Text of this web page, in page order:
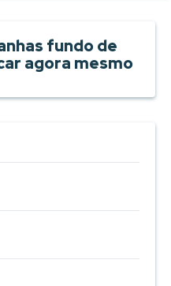
fundo de
agora mesmo